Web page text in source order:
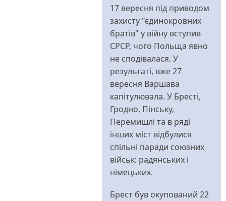
17 вересня під приводом
захисту "єдинокровних
братів" у війну вступив
СРСР, чого Польща явно
не сподівалася. У
результаті, вже 27
вересня Варшава
капітулювала. У Бресті,
Гродно, Пінську,
Перемишлі та в ряді
інших міст відбулися
спільні паради союзних
військ: радянських і
німецьких.
Брест був окупований 22